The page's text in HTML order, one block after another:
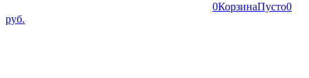
0КорзинаПусто0
руб.